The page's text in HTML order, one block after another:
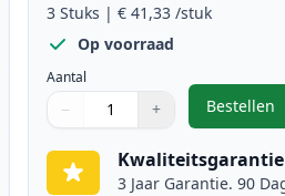
3 Stuks | € 41,33 /stuk
Op voorraad
Aantal
Gebruik de knoppen om aan te
− +
1
Bestellen
,3
Kwaliteitsgarantie
3 Jaar Garantie. 90